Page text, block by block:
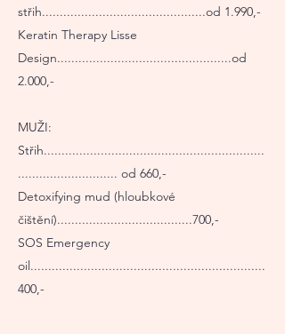
střih..............................................od 1.990,-
Keratin Therapy Lisse
Design.................................................od
2.000,-
MUŽI:
Střih..............................................................
............................ od 660,-
Detoxifying mud (hloubkové
čištění)......................................700,-​
SOS Emergency
oil..................................................................
400,-